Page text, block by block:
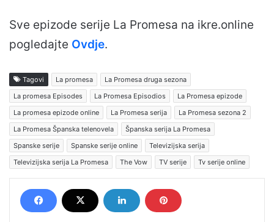
Sve epizode serije La Promesa na ikre.online
pogledajte Ovdje.
Tagovi La promesa
La Promesa druga sezona
La promesa Episodes
La Promesa Episodios
La Promesa epizode
La promesa epizode online
La Promesa serija
La Promesa sezona 2
La Promesa Španska telenovela
Španska serija La Promesa
Spanske serije
Spanske serije online
Televizijska serija
Televizijska serija La Promesa
The Vow TV serije Tv serije online